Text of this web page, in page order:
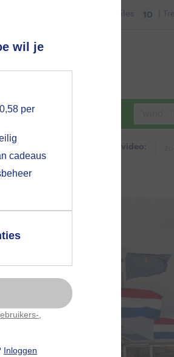
wil je
per
cadeaus
Inloggen
Files 10 |
Zoeken in foto & video:
voor
op hebt
pop-up uit
deze pop-up